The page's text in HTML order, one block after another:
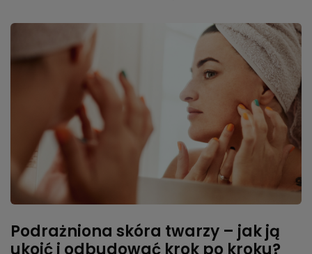
Podrażniona skóra twarzy – jak ją
ukoić i odbudować krok po kroku?